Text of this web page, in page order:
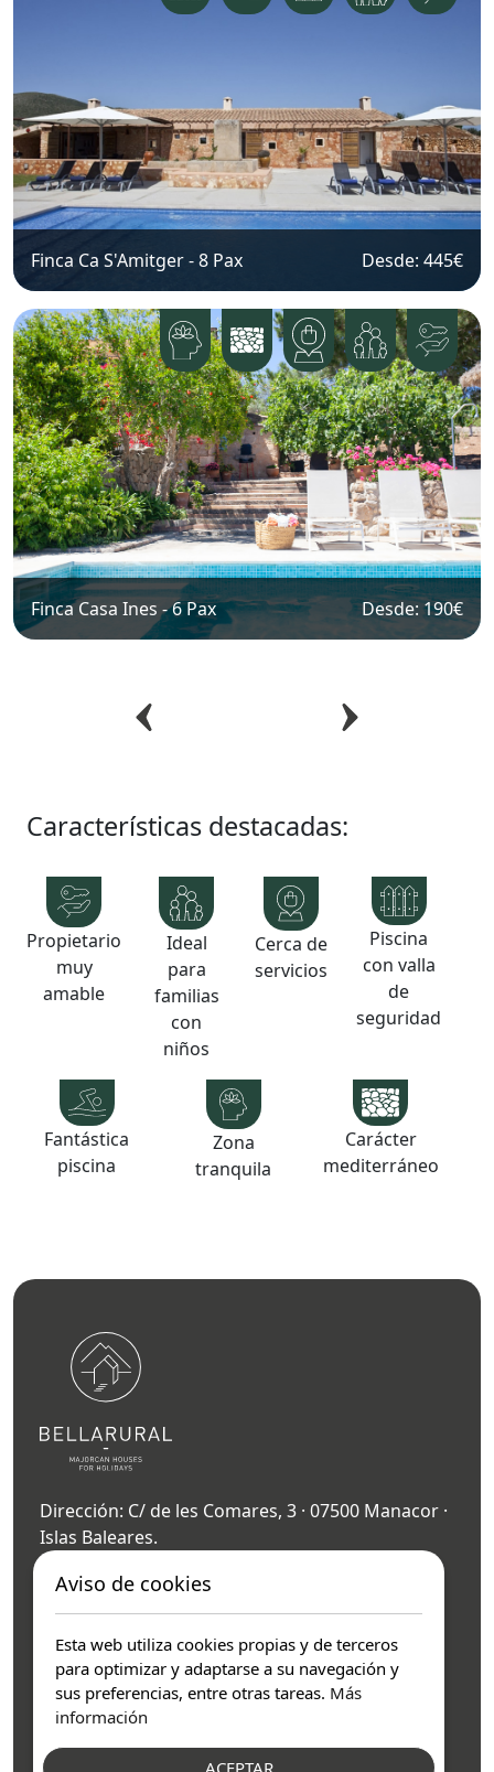
Finca Ca S'Amitger-8 Pax Desde: 445€
Finca Casa Ines-6Pax Desde: 190€
Características destacadas:
Propietario
muy
amable
Ideal
para
familias
con
niños
Cerca de
servicios
Piscina
con valla
de
seguridad
Fantástica
piscina
Zona
tranquila
Carácter
mediterráneo
Dirección: C/ de les Comares, 3 · 07500 Manacor ·
Islas Baleares.
Teléfono:+34 606 072 966
Email:info@bellarural.com
FAQS
Aviso de cookies
Esta web utiliza cookies propias y de terceros
para optimizar y adaptarse a su navegación y
sus preferencias, entre otras tareas. Más
información
ACEPTAR